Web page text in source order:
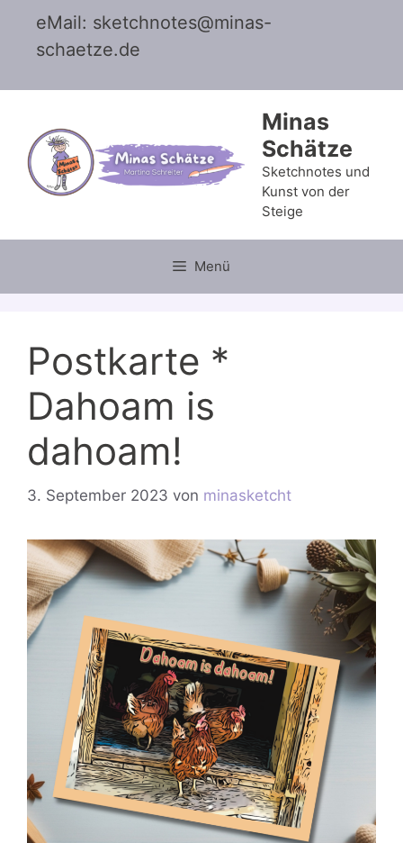
Inhalt
springen
eMail: sketchnotes@minas-
schaetze.de
Minas
Schätze
Sketchnotes und
Kunst von der
Steige
Menü
Postkarte *
Dahoam is
dahoam!
3. September 2023 von minasketcht